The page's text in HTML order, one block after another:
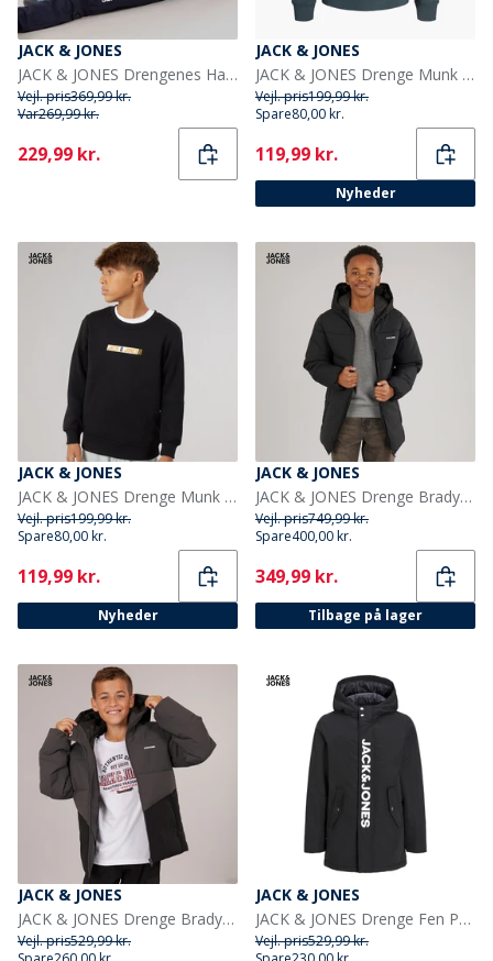
JACK & JONES
JACK & JONES Drengenes Harry Træningsdragt Blå Blazer
Vejl. pris369,99 kr.
Var269,99 kr.
Current
229,99 kr.
JACK & JONES
JACK & JONES Drenge Munk Sweatshirt Turbulence
Vejl. pris199,99 kr.
Spare80,00 kr.
Current
119,99 kr.
Nyheder
JACK & JONES
JACK & JONES Drenge Munk Sweatshirt Sort
Vejl. pris199,99 kr.
Spare80,00 kr.
Current
119,99 kr.
Nyheder
JACK & JONES
JACK & JONES Drenge Brady Puffer Jakke Sort
Vejl. pris749,99 kr.
Spare400,00 kr.
Current
349,99 kr.
Tilbage på lager
JACK & JONES
JACK & JONES Drenge Brady Puffer Jakke Asfalt
Vejl. pris529,99 kr.
JACK & JONES
JACK & JONES Drenge Fen Parka Sort
Vejl. pris529,99 kr.